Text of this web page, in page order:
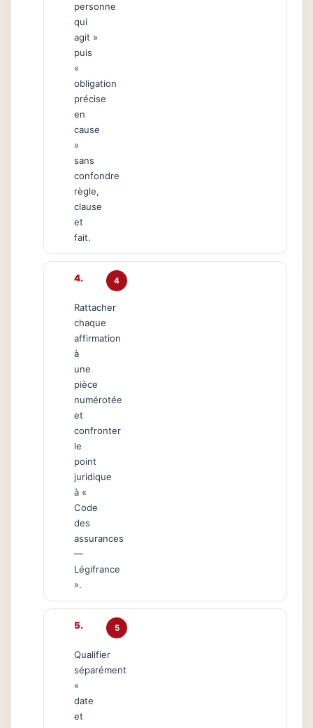
personne
qui
agit »
puis
«
obligation
précise
en
cause
»
sans
confondre
règle,
clause
et
fait.
4
Rattacher
chaque
affirmation
à
une
pièce
numérotée
et
confronter
le
point
juridique
à «
Code
des
assurances
—
Légifrance
».
5
Qualifier
séparément
«
date
et